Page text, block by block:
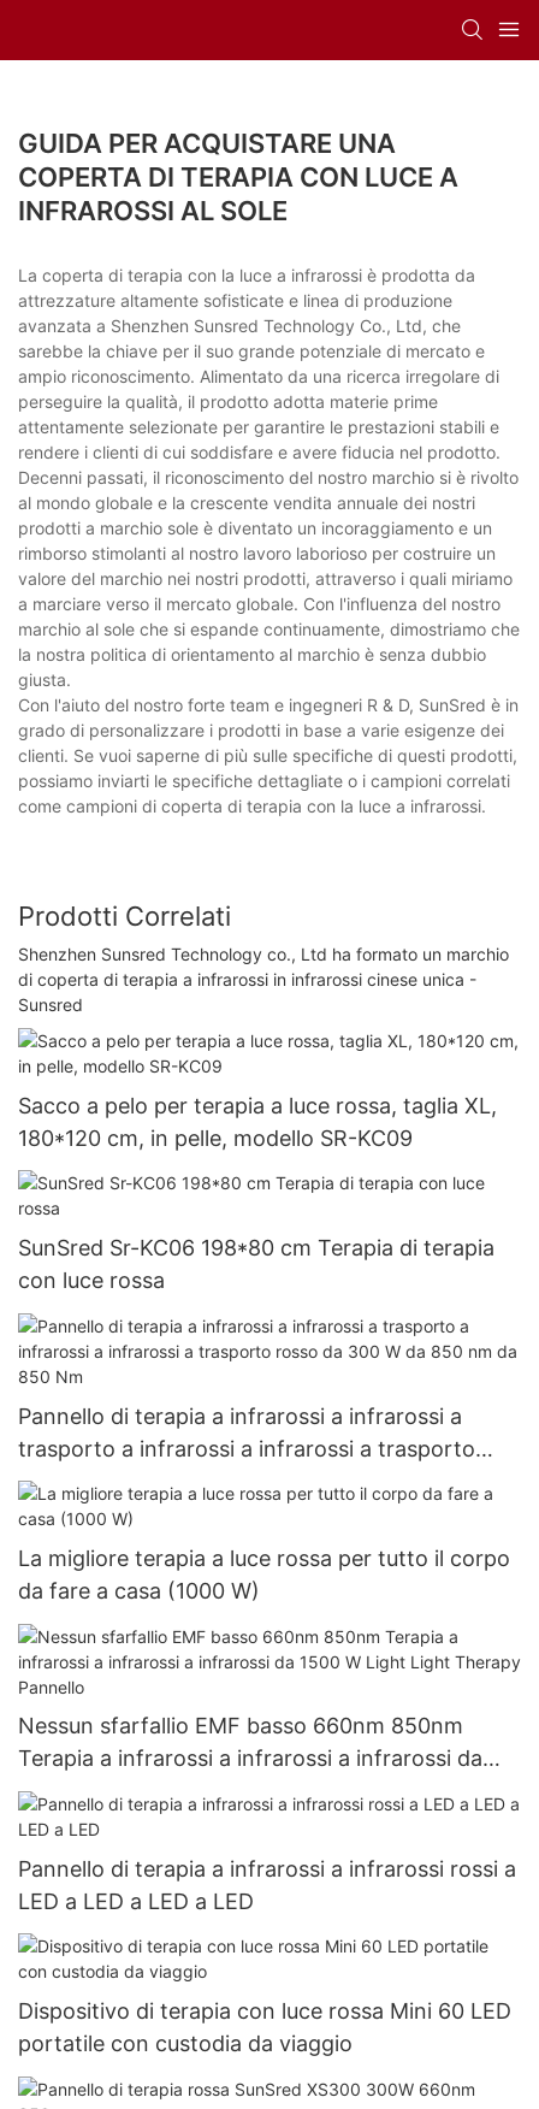
GUIDA PER ACQUISTARE UNA
COPERTA DI TERAPIA CON LUCE A
INFRAROSSI AL SOLE
La coperta di terapia con la luce a infrarossi è prodotta da
attrezzature altamente sofisticate e linea di produzione
avanzata a Shenzhen Sunsred Technology Co., Ltd, che
sarebbe la chiave per il suo grande potenziale di mercato e
ampio riconoscimento. Alimentato da una ricerca irregolare di
perseguire la qualità, il prodotto adotta materie prime
attentamente selezionate per garantire le prestazioni stabili e
rendere i clienti di cui soddisfare e avere fiducia nel prodotto.
Decenni passati, il riconoscimento del nostro marchio si è rivolto
al mondo globale e la crescente vendita annuale dei nostri
prodotti a marchio sole è diventato un incoraggiamento e un
rimborso stimolanti al nostro lavoro laborioso per costruire un
valore del marchio nei nostri prodotti, attraverso i quali miriamo
a marciare verso il mercato globale. Con l'influenza del nostro
marchio al sole che si espande continuamente, dimostriamo che
la nostra politica di orientamento al marchio è senza dubbio
giusta.
Con l'aiuto del nostro forte team e ingegneri R & D, SunSred è in
grado di personalizzare i prodotti in base a varie esigenze dei
clienti. Se vuoi saperne di più sulle specifiche di questi prodotti,
possiamo inviarti le specifiche dettagliate o i campioni correlati
come campioni di coperta di terapia con la luce a infrarossi.
Prodotti Correlati
Shenzhen Sunsred Technology co., Ltd ha formato un marchio
di coperta di terapia a infrarossi in infrarossi cinese unica -
Sunsred
Sacco a pelo per terapia a luce rossa, taglia XL,
180*120 cm, in pelle, modello SR-KC09
SunSred Sr-KC06 198*80 cm Terapia di terapia
con luce rossa
Pannello di terapia a infrarossi a infrarossi a
trasporto a infrarossi a infrarossi a trasporto
rosso da 300 W da 850 nm da 850 Nm
La migliore terapia a luce rossa per tutto il corpo
da fare a casa (1000 W)
Nessun sfarfallio EMF basso 660nm 850nm
Terapia a infrarossi a infrarossi a infrarossi da
1500 W Light Light Therapy Pannello
Pannello di terapia a infrarossi a infrarossi rossi a
LED a LED a LED a LED
Dispositivo di terapia con luce rossa Mini 60 LED
portatile con custodia da viaggio